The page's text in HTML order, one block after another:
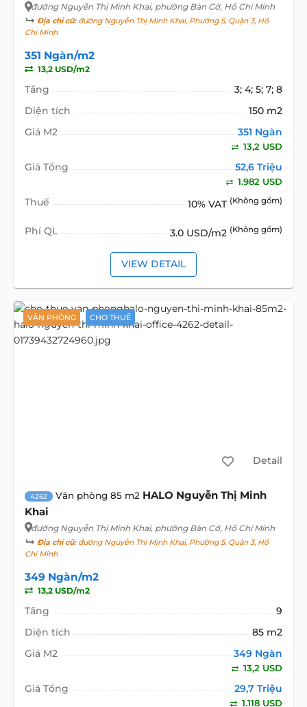
đường Nguyễn Thị Minh Khai, phường Bàn Cờ, Hồ Chí Minh
Địa chỉ cũ:đường Nguyễn Thị Minh Khai, Phường 5, Quận 3, Hồ
Chí Minh
351 Ngàn/m2
13,2 USD/m2
Tầng
3; 4; 5; 7; 8
Diện tích
150 m2
Giá M2
351 Ngàn
13,2 USD
Giá Tổng 52,6 Triệu
1.982 USD
Thuế 10% VAT (Không gồm)
Phí QL 3.0 USD/m2 (Không gồm)
VIEW DETAIL
VĂN PHÒNG CHO THUÊ
Detail
4262 Văn phòng 85 m2 HALO Nguyễn Thị Minh
Khai
đường Nguyễn Thị Minh Khai, phường Bàn Cờ, Hồ Chí Minh
Địa chỉ cũ:đường Nguyễn Thị Minh Khai, Phường 5, Quận 3, Hồ
Chí Minh
349 Ngàn/m2
13,2 USD/m2
Tầng
9
Diện tích
85 m2
Giá M2
349 Ngàn
13,2 USD
Giá Tổng 29,7 Triệu
1.118 USD